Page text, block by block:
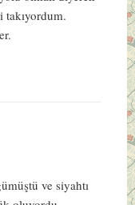
takıyordum.
ve siyahtı